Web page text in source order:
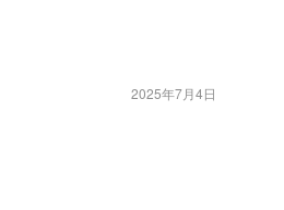
2025年7月4日